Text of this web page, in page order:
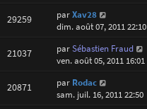
29259 parXav28
dim. août 07, 2011 22:10
21037 parSébastien Fraud
ven. août 05, 2011 16:01
20871 par Rodac
sam. juil. 16, 2011 22:50